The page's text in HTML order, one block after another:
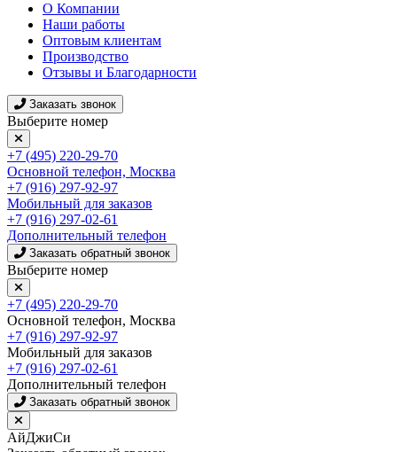
О Компании
Наши работы
Оптовым клиентам
Производство
Отзывы и Благодарности
Заказать звонок
Выберите номер
+7 (495) 220-29-70
Основной телефон, Москва
+7 (916) 297-92-97
Мобильный для заказов
+7 (916) 297-02-61
Дополнительный телефон
Заказать обратный звонок
Выберите номер
+7 (495) 220-29-70
Основной телефон, Москва
+7 (916) 297-92-97
Мобильный для заказов
+7 (916) 297-02-61
Дополнительный телефон
Заказать обратный звонок
АйДжиСи